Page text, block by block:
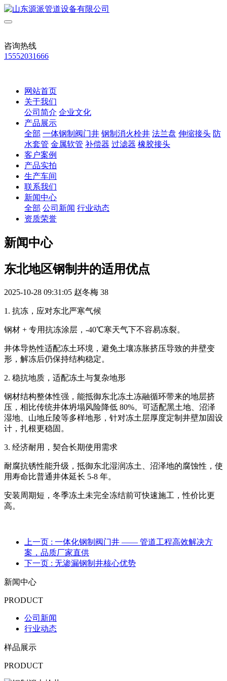
咨询热线
15552031666
网站首页
关于我们
公司简介 企业文化
产品展示
全部 一体钢制阀门井 钢制消火栓井 法兰盘 伸缩接头 防
水套管 金属软管 补偿器 过滤器 橡胶接头
客户案例
产品实拍
生产车间
联系我们
新闻中心
全部 公司新闻 行业动态
资质荣誉
新闻中心
东北地区钢制井的适用优点
2025-10-28 09:31:05 赵冬梅 38
1. 抗冻，应对东北严寒气候
钢材 + 专用抗冻涂层，-40℃寒天气下不容易冻裂。
井体导热性适配冻土环境，避免土壤冻胀挤压导致的井壁变
形，解冻后仍保持结构稳定。
2. 稳抗地质，适配冻土与复杂地形
钢材结构整体性强，能抵御东北冻土冻融循环带来的地层挤
压，相比传统井体坍塌风险降低 80%。可适配黑土地、沼泽
湿地、山地丘陵等多样地形，针对冻土层厚度定制井壁加固设
计，扎根更稳固。
3. 经济耐用，契合长期使用需求
耐腐抗锈性能升级，抵御东北湿润冻土、沼泽地的腐蚀性，使
用寿命比普通井体延长 5-8 年。
安装周期短，冬季冻土未完全冻结前可快速施工，性价比更
高。
上一页 : 一体化钢制阀门井 —— 管道工程高效解决方
案，品质厂家直供
下一页 : 无渗漏钢制井核心优势​
新闻中心
PRODUCT
公司新闻
行业动态
样品展示
PRODUCT